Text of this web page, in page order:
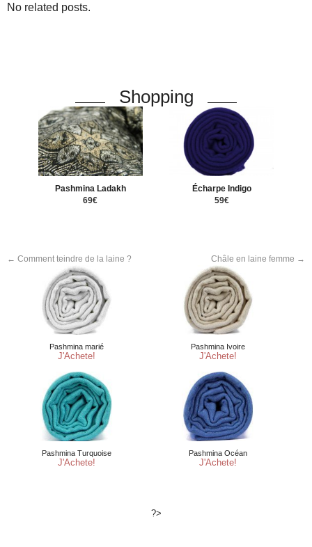
No related posts.
Shopping
Pashmina Ladakh
69€
Écharpe Indigo
59€
← Comment teindre de la laine ? Châle en laine femme →
?>